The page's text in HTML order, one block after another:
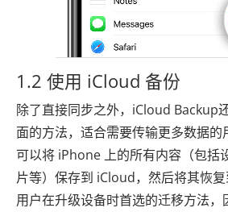
1.2 使用 iCloud 备份
除了直接同步之外，iCloud Backup
面的方法，适合需要传输更多数据的
可以将 iPhone 上的所有内容（包括
片等）保存到 iCloud，然后将其恢
用户在升级设备时首选的迁移方法